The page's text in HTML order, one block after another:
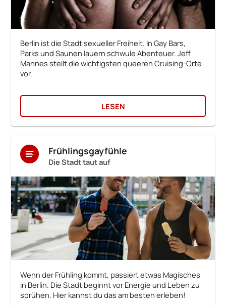
Berlin ist die Stadt sexueller Freiheit. In Gay Bars,
Parks und Saunen lauern schwule Abenteuer. Jeff
Mannes stellt die wichtigsten queeren Cruising-Orte
vor.
LESEN
Frühlingsgayfühle
Die Stadt taut auf
Wenn der Frühling kommt, passiert etwas Magisches
in Berlin. Die Stadt beginnt vor Energie und Leben zu
sprühen. Hier kannst du das am besten erleben!